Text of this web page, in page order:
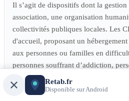
Il s’agit de dispositifs dont la gestion
association, une organisation
collectivités publiques locales. Les
d'accueil, proposant un
aux personnes ou familles en
personnes souffrant d’addiction,
etc.). L’objectif est l'insertion
peuvent être spécialisés pour un
Retab.fr
Disponible sur Android